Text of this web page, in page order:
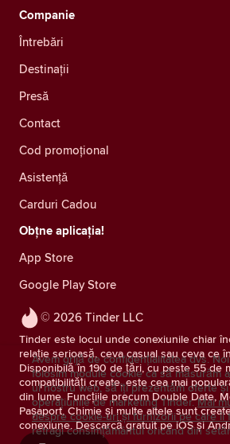
© 2026 Tinder LLC
Tinder este locul unde conexiunile chiar
relație serioasă, ceva casual sau ceva ce
Disponibilă în 190 de țări, cu peste 55 de
compatibilități create, este cea mai
din lume. Funcțiile precum Double Date,
Pașaport, Chimie și multe altele sunt
conexiune. Descarcă gratuit pe iOS și
Companie
Întrebări
Destinații
Presă
Contact
Cod promoțional
Asistență
Carduri Cadou
Obțne aplicația!
App Store
Google Play Store
Avem grijă de confidențialitatea dvs.
folosim module cookie ca să măsurăm
ul nostru web, să îți prezentăm oferte
operațiunile de marketing Tinder. Mai
despre cookie-uri și furnizorii pe care îi
retragi consimţământul oricând din